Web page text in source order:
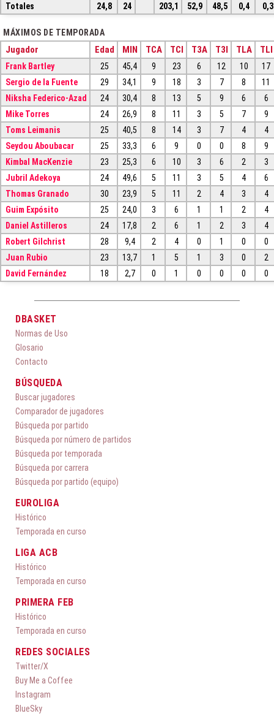
Totales
24,8 24 203,1 52,9 48,5 0,4 0,3
MÁXIMOS DE TEMPORADA
Jugador Edad MIN TCA TCI T3A T3I TLA TLI
Frank Bartley 25 45,4 9 23 6 12 10
17
Sergio de la Fuente
29 34,1 9 18 3 7 8
11
Niksha Federico-Azad
24 30,4 8 13 5 9 6
6
Mike Torres
24 26,9 8 11 3 5 7
9
Toms Leimanis
25 40,5 8 14 3 7 4
4
Seydou Aboubacar
25 33,3 6 9 0 0 8
9
Kimbal MacKenzie
23 25,3 6 10 3 6 2
3
Jubril Adekoya
24 49,6 5 11 3 5 4
6
Thomas Granado
30 23,9 5 11 2 4 3
4
Guim Expósito
25 24,0 3 6 1 1 2
4
Daniel Astilleros
24 17,8 2 6 1 2 3
4
Robert Gilchrist
28 9,4 2 4 0 1 0
0
Juan Rubio
23 13,7 1 5 1 3 0
2
David Fernández
18 2,7 0 1 0 0 0 0
DBASKET
Normas de Uso
Glosario
Contacto
BÚSQUEDA
Buscar jugadores
Comparador de jugadores
Búsqueda por partido
Búsqueda por número de partidos
Búsqueda por temporada
Búsqueda por carrera
Búsqueda por partido (equipo)
EUROLIGA
Histórico
Temporada en curso
LIGA ACB
Histórico
Temporada en curso
PRIMERA FEB
Histórico
Temporada en curso
REDES SOCIALES
Twitter/X
Buy Me a Coffee
Instagram
BlueSky